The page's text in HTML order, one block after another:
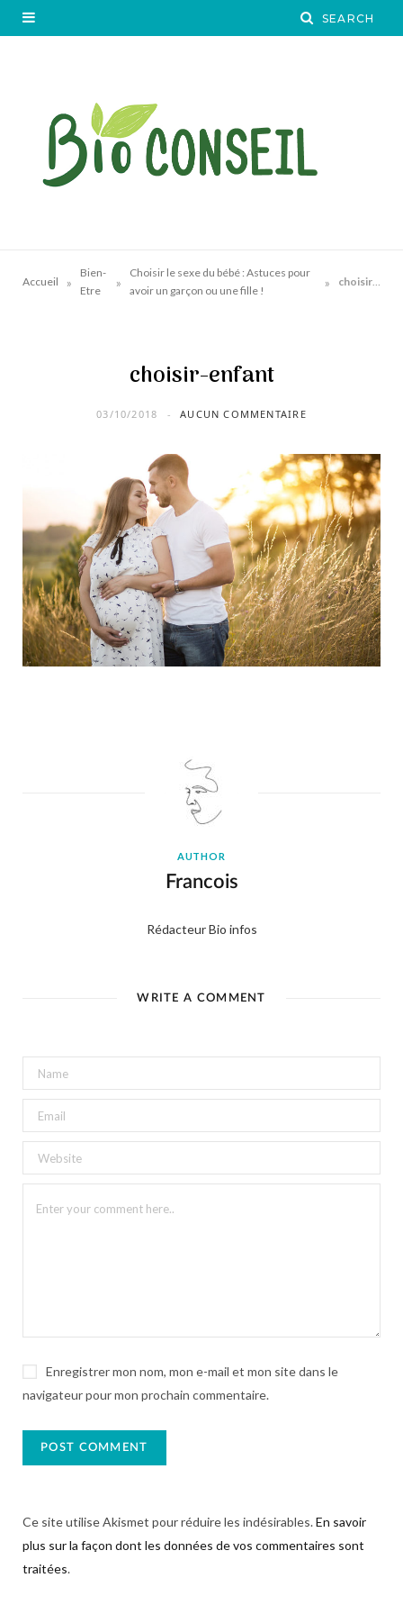
Accueil »
Bien-
Etre
»
Choisir le sexe du bébé : Astuces pour
avoir un garçon ou une fille !
» choisir-enfant
choisir-enfant
03/10/2018 AUCUN COMMENTAIRE
AUTHOR
Francois
Rédacteur Bio infos
WRITE A COMMENT
Enregistrer mon nom, mon e-mail et mon site dans le
navigateur pour mon prochain commentaire.
Ce site utilise Akismet pour réduire les indésirables.En savoir
plus sur la façon dont les données de vos commentaires sont
traitées.